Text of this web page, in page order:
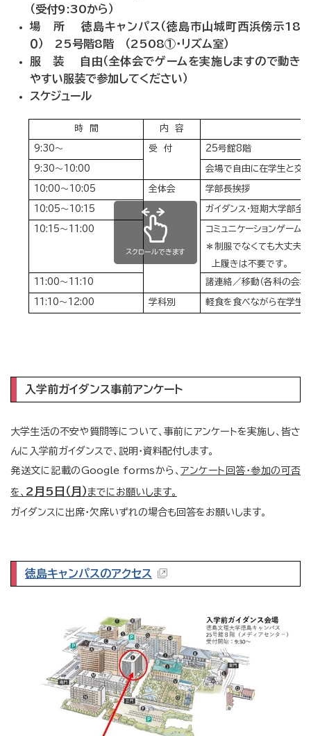
（受付9:30から）
場 所 徳島キャンパス（徳島市山城町西浜傍示18
０） 25号階8階 （2508①・リズム室）
服 装 自由（全体会でゲームを実施しますので動き
やすい服装で参加してください）
スケジュール
時 間 内 容
9:30～ 受 付 25号館8階
9:30～10:00 会場で自由に在学生と交
10:00～10:05 全体会 学部長挨拶
10:05～10:15 ガイダンス・短期大学部全
10:15～11:00
コミュニケーションゲーム
＊制服でなくても大丈夫
上履きは不要です。
11:00～11:10
諸連絡／移動（各科の会場
11:10～12:00 学科別 軽食を食べながら在学生
スクロールできます
入学前ガイダンス事前アンケート
大学生活の不安や質問等について、事前にアンケートを実施し、皆さ
んに入学前ガイダンスで、説明・資料配付します。
発送文に記載のGoogle formsから、 アンケート回答・参加の 可否
を、 2月5日（月） までにお願いします。
ガイダンスに出席・欠席いずれの場合も回答をお願いします。
徳島キャンパスのアクセス